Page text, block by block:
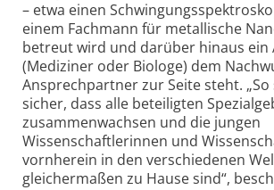
– etwa einen
einem Fachmann für metallische
betreut wird und darüber hinaus ein
(Mediziner oder Biologe) dem
Ansprechpartner zur Seite steht.
sicher, dass alle beteiligten
zusammenwachsen und die jungen
Wissenschaftlerinnen und
vornherein in den verschiedenen
gleichermaßen zu Hause sind“,